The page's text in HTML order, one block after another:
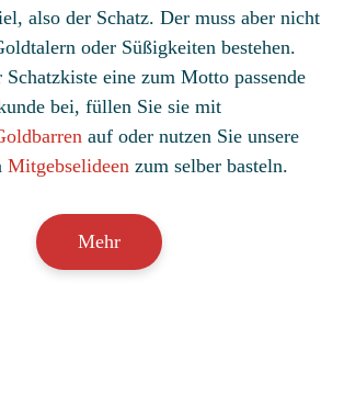
also der Schatz. Der muss aber nicht
oder Süßigkeiten bestehen.
Schatzkiste eine zum Motto passende
bei, füllen Sie sie mit
auf oder nutzen Sie unsere
Mitgebselideen zum selber basteln.
Mehr